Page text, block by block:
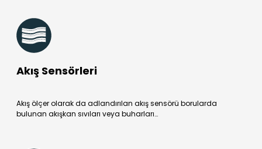
Akış Sensörleri
Akış ölçer olarak da adlandırılan akış sensörü borularda
bulunan akışkan sıvıları veya buharları…